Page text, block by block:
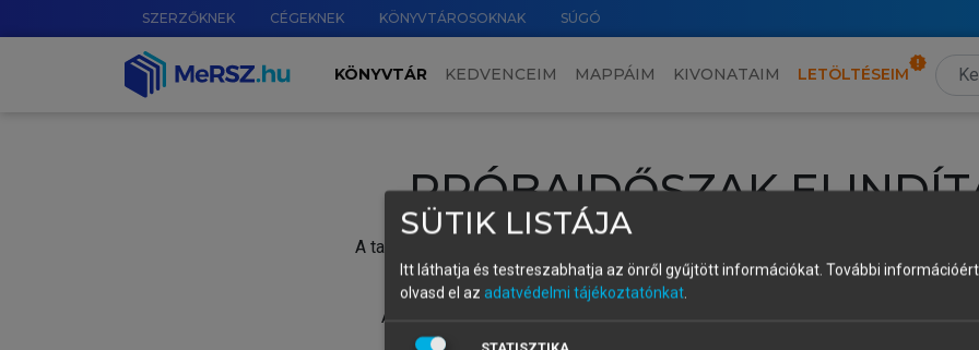
SZERZŐKNEK CÉGEKNEK KÖNYVTÁROSOKNAK SÚGÓ
KÖNYVTÁR KEDVENCEIM MAPPÁIM KIVONATAIM LETÖLTÉSEIM
PRÓBAIDŐSZAK
A tartalom megtekintéséhez lépj be a saját fiókoddal, iskolai azonosítóddal vagy
Új felhasználóként1 óra díjmentes hozzáférésrevagy
A próbaidőszak elindításához,
vagy hozz
A regisztráció után a
SÜTIK LISTÁJA
Itt láthatja és testreszabhatja az önről gyűjtött információkat. További
olvasd el az adatvédelmi tájékoztatónkat.